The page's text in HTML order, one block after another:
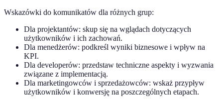
Wskazówki do komunikatów dla różnych grup:
Dla projektantów: skup się na wglądach dotyczących
użytkowników i ich zachowań.
Dla menedżerów: podkreśl wyniki biznesowe i wpływ na
KPI.
Dla developerów: przedstaw techniczne aspekty i wyzwania
związane z implementacją.
Dla marketingowców i sprzedażowców: wskaż przypływ
użytkowników i konwersję na poszczególnych etapach.